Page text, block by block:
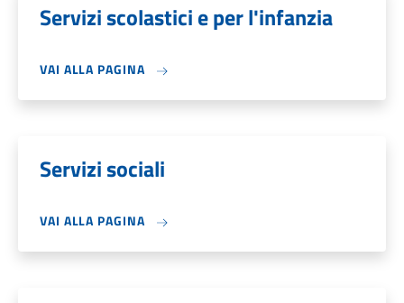
Servizi scolastici e per l'infanzia
VAI ALLA PAGINA
Servizi sociali
VAI ALLA PAGINA